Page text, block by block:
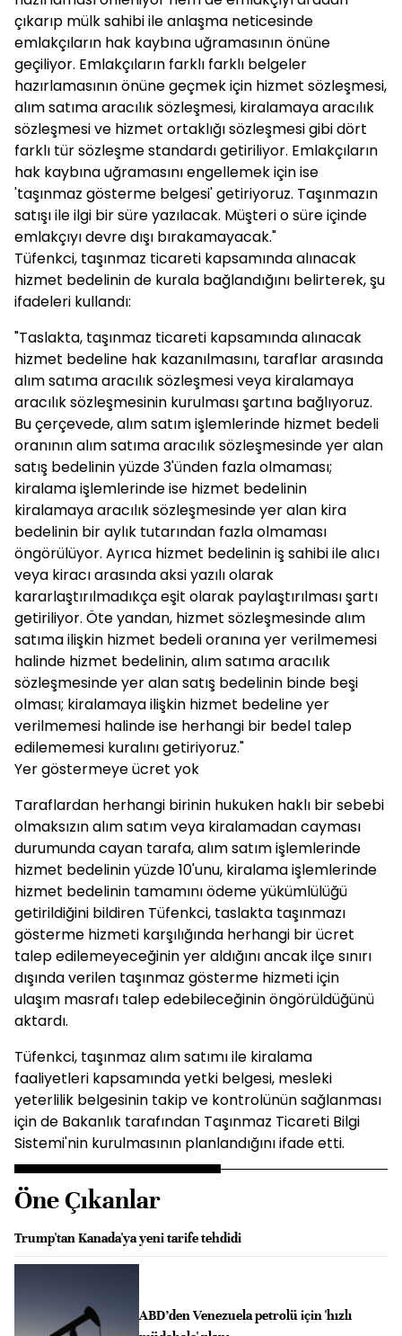
çıkarıp mülk sahibi ile anlaşma neticesinde
emlakçıların hak kaybına uğramasının önüne
geçiliyor. Emlakçıların farklı farklı belgeler
hazırlamasının önüne geçmek için hizmet sözleşmesi,
alım satıma aracılık sözleşmesi, kiralamaya aracılık
sözleşmesi ve hizmet ortaklığı sözleşmesi gibi dört
farklı tür sözleşme standardı getiriliyor. Emlakçıların
hak kaybına uğramasını engellemek için ise
'taşınmaz gösterme belgesi' getiriyoruz. Taşınmazın
satışı ile ilgi bir süre yazılacak. Müşteri o süre içinde
emlakçıyı devre dışı bırakamayacak."
Tüfenkci, taşınmaz ticareti kapsamında alınacak
hizmet bedelinin de kurala bağlandığını belirterek, şu
ifadeleri kullandı:
"Taslakta, taşınmaz ticareti kapsamında alınacak
hizmet bedeline hak kazanılmasını, taraflar arasında
alım satıma aracılık sözleşmesi veya kiralamaya
aracılık sözleşmesinin kurulması şartına bağlıyoruz.
Bu çerçevede, alım satım işlemlerinde hizmet bedeli
oranının alım satıma aracılık sözleşmesinde yer alan
satış bedelinin yüzde 3'ünden fazla olmaması;
kiralama işlemlerinde ise hizmet bedelinin
kiralamaya aracılık sözleşmesinde yer alan kira
bedelinin bir aylık tutarından fazla olmaması
öngörülüyor. Ayrıca hizmet bedelinin iş sahibi ile alıcı
veya kiracı arasında aksi yazılı olarak
kararlaştırılmadıkça eşit olarak paylaştırılması şartı
getiriliyor. Öte yandan, hizmet sözleşmesinde alım
satıma ilişkin hizmet bedeli oranına yer verilmemesi
halinde hizmet bedelinin, alım satıma aracılık
sözleşmesinde yer alan satış bedelinin binde beşi
olması; kiralamaya ilişkin hizmet bedeline yer
verilmemesi halinde ise herhangi bir bedel talep
edilememesi kuralını getiriyoruz."
Yer göstermeye ücret yok
Taraflardan herhangi birinin hukuken haklı bir sebebi
olmaksızın alım satım veya kiralamadan cayması
durumunda cayan tarafa, alım satım işlemlerinde
hizmet bedelinin yüzde 10'unu, kiralama işlemlerinde
hizmet bedelinin tamamını ödeme yükümlülüğü
getirildiğini bildiren Tüfenkci, taslakta taşınmazı
gösterme hizmeti karşılığında herhangi bir ücret
talep edilemeyeceğinin yer aldığını ancak ilçe sınırı
dışında verilen taşınmaz gösterme hizmeti için
ulaşım masrafı talep edebileceğinin öngörüldüğünü
aktardı.
Tüfenkci, taşınmaz alım satımı ile kiralama
faaliyetleri kapsamında yetki belgesi, mesleki
yeterlilik belgesinin takip ve kontrolünün sağlanması
için de Bakanlık tarafından Taşınmaz Ticareti Bilgi
Sistemi'nin kurulmasının planlandığını ifade etti.
Öne Çıkanlar
Trump'tan Kanada'ya yeni tarife tehdidi
ABD’den Venezuela petrolü için 'hızlı